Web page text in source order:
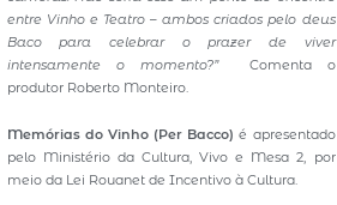
entre Vinho e Teatro – ambos criados pelo deus
Baco para celebrar o prazer de viver
intensamente o momento?” Comenta o
produtor Roberto Monteiro.
Memórias do Vinho (Per Bacco) é apresentado
pelo Ministério da Cultura, Vivo e Mesa 2, por
meio da Lei Rouanet de Incentivo à Cultura.